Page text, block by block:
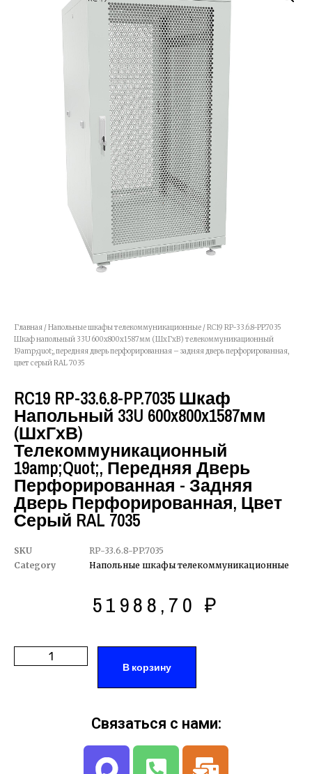
Главная /Напольные шкафы телекоммуникационные / RC19 RP-33.6.8-PP.7035
Шкаф напольный 33U 600x800x1587мм (ШхГхВ) телекоммуникационный
19amp;quot;, передняя дверь перфорированная – задняя дверь перфорированная,
цвет серый RAL 7035
RC19 RP-33.6.8-PP.7035 Шкаф
Напольный 33U 600x800x1587мм
(ШхГхВ)
Телекоммуникационный
19amp;quot;, Передняя Дверь
Перфорированная - Задняя
Дверь Перфорированная, Цвет
Серый RAL 7035
SKU
RP-33.6.8-PP.7035
Category
Напольные шкафы телекоммуникационные
51988,70 ₽
В корзину
Связаться с нами: